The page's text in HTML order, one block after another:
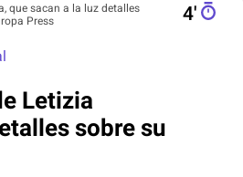
que sacan a la luz detalles
Press
4′
Letizia
sobre su